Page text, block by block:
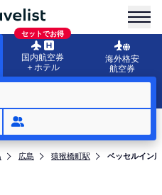
セットでお得
国内航空券
＋ホテル
海外格安
航空券
広島 猿猴橋町駅 ベッセルイン